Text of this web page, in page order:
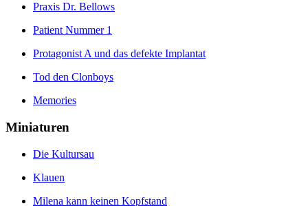
Praxis Dr. Bellows
Patient Nummer 1
Protagonist A und das defekte Implantat
Tod den Clonboys
Memories
Miniaturen
Die Kultursau
Klauen
Milena kann keinen Kopfstand